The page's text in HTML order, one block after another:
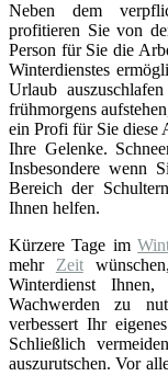
Neben dem
profitieren Sie von
Person für Sie die
Winterdienstes
Urlaub
frühmorgens
ein Profi für Sie diese
Ihre Gelenke.
Insbesondere wenn
Bereich der
Ihnen helfen.
Kürzere Tage im
mehr Zeit
Winterdienst
Wachwerden zu
verbessert Ihr
Schließlich
auszurutschen. Vor